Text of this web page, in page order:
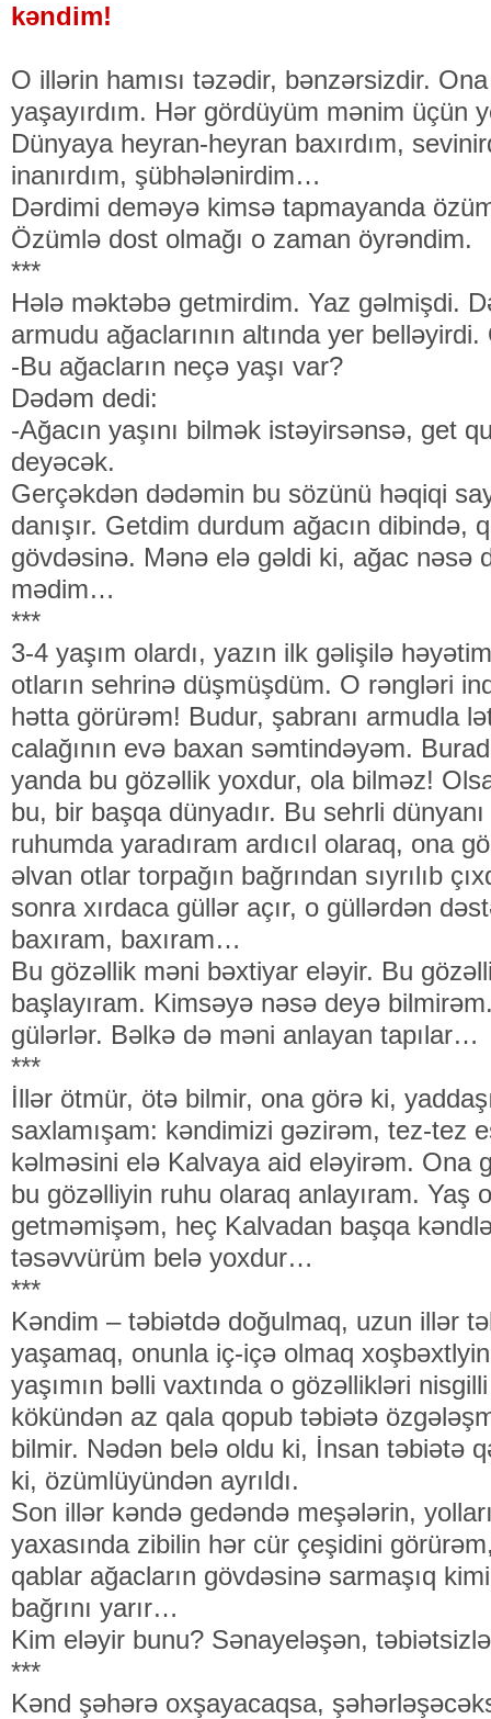
kəndim!
O illərin hamısı təzədir, bənzərsizdir.
yaşayırdım. Hər gördüyüm mənim üçün
Dünyaya heyran-heyran baxırdım,
inanırdım, şübhələnirdim…
Dərdimi deməyə kimsə tapmayanda
Özümlə dost olmağı o zaman öyrəndim.
***
Hələ məktəbə getmirdim. Yaz gəlmişdi.
armudu ağaclarının altında yer
-Bu ağacların neçə yaşı var?
Dədəm dedi:
-Ağacın yaşını bilmək istəyirsənsə, get
deyəcək.
Gerçəkdən dədəmin bu sözünü həqiqi
danışır. Getdim durdum ağacın dibində,
gövdəsinə. Mənə elə gəldi ki, ağac nəsə
mədim…
***
3-4 yaşım olardı, yazın ilk gəlişilə
otların sehrinə düşmüşdüm. O rəngləri
hətta görürəm! Budur, şabranı armudla
calağının evə baxan səmtindəyəm.
yanda bu gözəllik yoxdur, ola bilməz!
bu, bir başqa dünyadır. Bu sehrli
ruhumda yaradıram ardıcıl olaraq, ona
əlvan otlar torpağın bağrından sıyrılıb
sonra xırdaca güllər açır, o güllərdən
baxıram, baxıram…
Bu gözəllik məni bəxtiyar eləyir. Bu
başlayıram. Kimsəyə nəsə deyə
gülərlər. Bəlkə də məni anlayan tapılar…
***
İllər ötmür, ötə bilmir, ona görə ki,
saxlamışam: kəndimizi gəzirəm, tez-tez
kəlməsini elə Kalvaya aid eləyirəm. Ona
bu gözəlliyin ruhu olaraq anlayıram. Yaş
getməmişəm, heç Kalvadan başqa
təsəvvürüm belə yoxdur…
***
Kəndim – təbiətdə doğulmaq, uzun illər
yaşamaq, onunla iç-içə olmaq
yaşımın bəlli vaxtında o gözəllikləri
kökündən az qala qopub təbiətə
bilmir. Nədən belə oldu ki, İnsan təbiətə
ki, özümlüyündən ayrıldı.
Son illər kəndə gedəndə meşələrin,
yaxasında zibilin hər cür çeşidini
qablar ağacların gövdəsinə sarmaşıq
bağrını yarır…
Kim eləyir bunu? Sənayeləşən,
***
Kənd şəhərə oxşayacaqsa,